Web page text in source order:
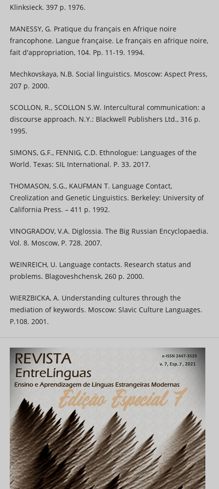
Klinksieck. 397 p. 1976.
MANESSY, G. Pratique du français en Afrique noire
francophone. Langue française. Le français en afrique noire,
fait d'appropriation, 104. Pp. 11-19. 1994.
Mechkovskaya, N.B. Social linguistics. Moscow: Aspect Press,
207 p. 2000.
SCOLLON, R., SCOLLON S.W. Intercultural communication: a
discourse approach. N.Y.: Blackwell Publishers Ltd., 316 p.
1995.
SIMONS, G.F., FENNIG, C.D. Ethnologue: Languages of the
World. Texas: SIL International. P. 33. 2017.
THOMASON, S.G., KAUFMAN T. Language Contact,
Creolization and Genetic Linguistics. Berkeley: University of
California Press. – 411 p. 1992.
VINOGRADOV, V.A. Diglossia. The Big Russian Encyclopaedia.
Vol. 8. Moscow, P. 728. 2007.
WEINREICH, U. Language contacts. Research status and
problems. Blagoveshchensk, 260 p. 2000.
WIERZBICKA, A. Understanding cultures through the
mediation of keywords. Moscow: Slavic Culture Languages.
P.108. 2001.